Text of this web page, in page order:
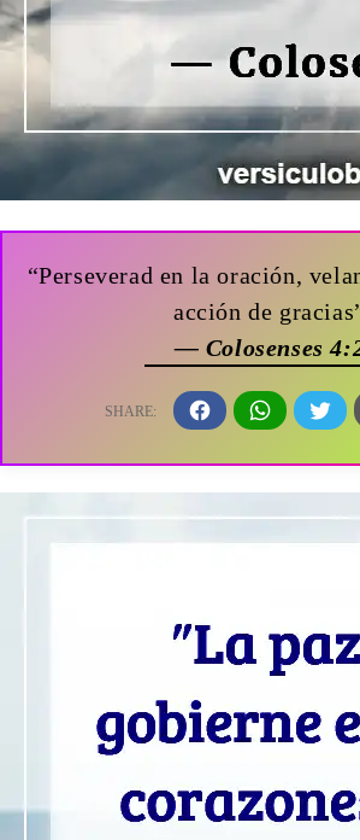
“Perseverad en la oración,
acción de
— Colosenses